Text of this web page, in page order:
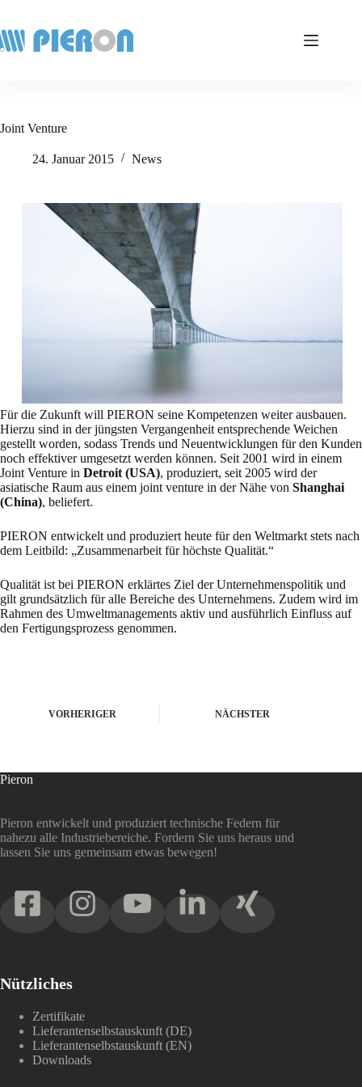
springen
Joint Venture
24. Januar 2015 News
Für die Zukunft will PIERON seine Kompetenzen weiter ausbauen.
Hierzu sind in der jüngsten Vergangenheit entsprechende Weichen
gestellt worden, sodass Trends und Neuentwicklungen für den Kunden
noch effektiver umgesetzt werden können. Seit 2001 wird in einem
Joint Venture in Detroit (USA), produziert, seit 2005 wird der
asiatische Raum aus einem joint venture in der Nähe von Shanghai
(China), beliefert.
PIERON entwickelt und produziert heute für den Weltmarkt stets nach
dem Leitbild: „Zusammenarbeit für höchste Qualität.“
Qualität ist bei PIERON erklärtes Ziel der Unternehmenspolitik und
gilt grundsätzlich für alle Bereiche des Unternehmens. Zudem wird im
Rahmen des Umweltmanagements aktiv und ausführlich Einfluss auf
den Fertigungsprozess genommen.
VORHERIGER NÄCHSTER
Pieron
Pieron entwickelt und produziert technische Federn für
nahezu alle Industriebereiche. Fordern Sie uns heraus und
lassen Sie uns gemeinsam etwas bewegen!
Nützliches
Zertifikate
Lieferantenselbstauskunft (DE)
Lieferantenselbstauskunft (EN)
Downloads